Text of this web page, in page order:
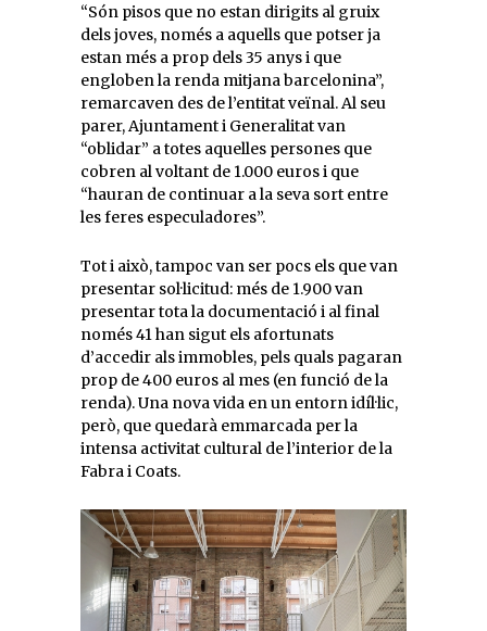
“Són pisos que no estan dirigits al gruix
dels joves, només a aquells que potser ja
estan més a prop dels 35 anys i que
engloben la renda mitjana barcelonina”,
remarcaven des de l’entitat veïnal. Al seu
parer, Ajuntament i Generalitat van
“oblidar” a totes aquelles persones que
cobren al voltant de 1.000 euros i que
“hauran de continuar a la seva sort entre
les feres especuladores”.
Tot i això, tampoc van ser pocs els que van
presentar sol·licitud: més de 1.900 van
presentar tota la documentació i al final
només 41 han sigut els afortunats
d’accedir als immobles, pels quals pagaran
prop de 400 euros al mes (en funció de la
renda). Una nova vida en un entorn idíl·lic,
però, que quedarà emmarcada per la
intensa activitat cultural de l’interior de la
Fabra i Coats.